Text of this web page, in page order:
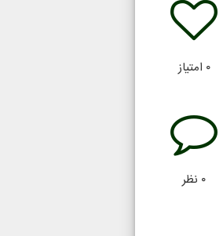
۰ امتیاز
۰ نظر